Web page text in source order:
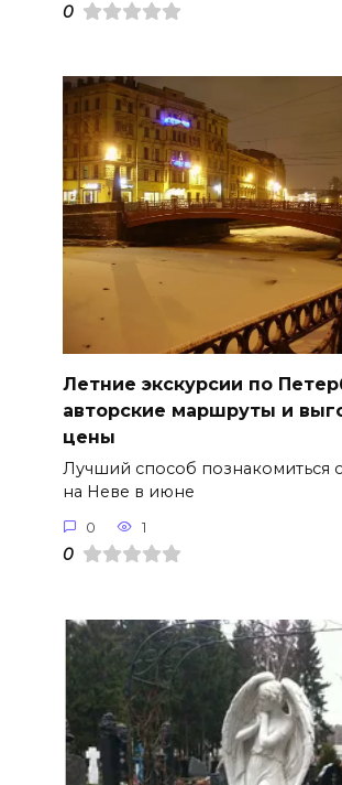
0
Летние экскурсии по
авторские маршруты и
цены
Лучший способ познакомиться
на Неве в июне
0 1
0